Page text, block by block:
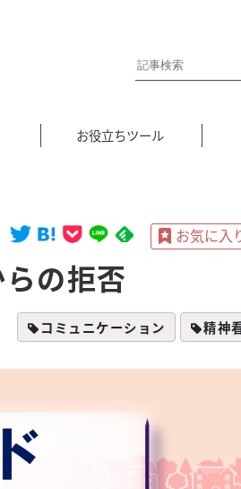
お役立ちツール
の拒否
コミュニケーション 精神